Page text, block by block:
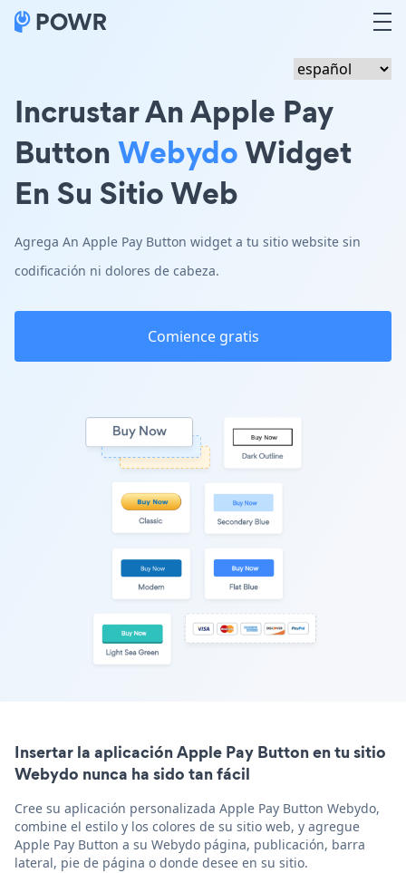
Incrustar An Apple Pay
ButtonWebydoWidget
En Su Sitio Web
Agrega An Apple Pay Button widget a tu sitio website sin
codificación ni dolores de cabeza.
Comience gratis
Insertar la aplicación Apple Pay Button en tu sitio
Webydo nunca ha sido tan fácil
Cree su aplicación personalizada Apple Pay Button Webydo,
combine el estilo y los colores de su sitio web, y agregue
Apple Pay Button a su Webydo página, publicación, barra
lateral, pie de página o donde desee en su sitio.